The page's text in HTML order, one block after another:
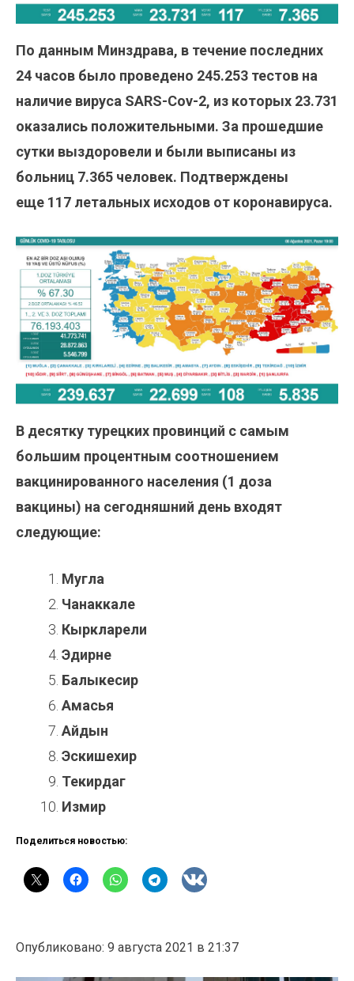
По данным Минздрава, в течение последних
24 часов было проведено 245.253 тестов на
наличие вируса SARS-Cov-2, из которых 23.731
оказались положительными. За прошедшие
сутки выздоровели и были выписаны из
больниц 7.365 человек. Подтверждены
еще 117 летальных исходов от коронавируса.
В десятку турецких провинций с самым
большим процентным соотношением
вакцинированного населения (1 доза
вакцины) на сегодняшний день входят
следующие:
Мугла
Чанаккале
Кыркларели
Эдирне
Балыкесир
Амасья
Айдын
Эскишехир
Текирдаг
Измир
Поделиться новостью:
Опубликовано: 9 августа 2021 в 21:37